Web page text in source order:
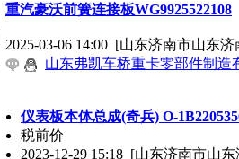
重汽豪沃前簧连接板WG9925522108
2025-03-06 14:00 [山东济南市山东
山东弗凯车桥重卡零部件制造
仪表板本体总成(奇兵) O-
税前价
2023-12-29 15:18 [山东济南市山